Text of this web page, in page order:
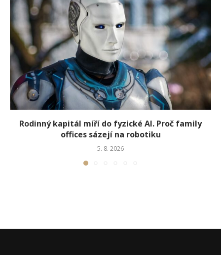
Rodinný kapitál míří do fyzické AI. Proč family
offices sázejí na robotiku
5. 8. 2026